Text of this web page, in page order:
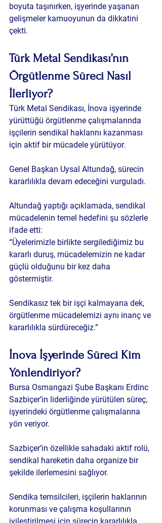
boyuta taşınırken, işyerinde yaşanan
gelişmeler kamuoyunun da dikkatini
çekti.
Türk Metal Sendikası’nın
Örgütlenme Süreci Nasıl
İlerliyor?
Türk Metal Sendikası, İnova işyerinde
yürüttüğü örgütlenme çalışmalarında
işçilerin sendikal haklarını kazanması
için aktif bir mücadele yürütüyor.
Genel Başkan Uysal Altundağ, sürecin
kararlılıkla devam edeceğini vurguladı.
Altundağ yaptığı açıklamada, sendikal
mücadelenin temel hedefini şu sözlerle
ifade etti:
“Üyelerimizle birlikte sergilediğimiz bu
kararlı duruş, mücadelemizin ne kadar
güçlü olduğunu bir kez daha
göstermiştir.
Sendikasız tek bir işçi kalmayana dek,
örgütlenme mücadelemizi aynı inanç ve
kararlılıkla sürdüreceğiz.”
İnova İşyerinde Süreci Kim
Yönlendiriyor?
Bursa Osmangazi Şube Başkanı Erdinc
Sazbiçer’in liderliğinde yürütülen süreç,
işyerindeki örgütlenme çalışmalarına
yön veriyor.
Sazbiçer’in özellikle sahadaki aktif rolü,
sendikal hareketin daha organize bir
şekilde ilerlemesini sağlıyor.
Sendika temsilcileri, işçilerin haklarının
korunması ve çalışma koşullarının
iyileştirilmesi için sürecin kararlılıkla